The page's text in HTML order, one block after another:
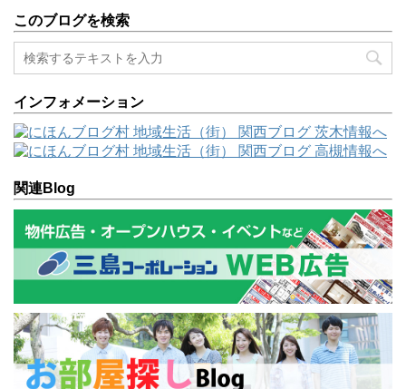
このブログを検索
インフォメーション
関連Blog